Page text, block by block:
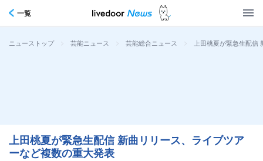
一覧
ニューストップ > 芸能ニュース > 芸能総合ニュース > 上田桃夏が緊急生配信
上田桃夏が緊急生配信 新曲リリース、ライブツア
ーなど複数の重大発表